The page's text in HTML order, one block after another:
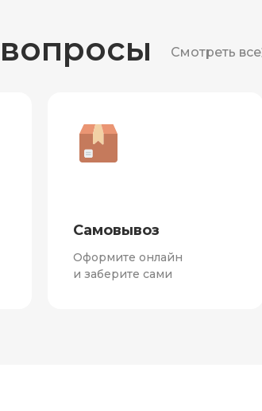
Смотреть все
Самовывоз
Оформите онлайн
и заберите сами